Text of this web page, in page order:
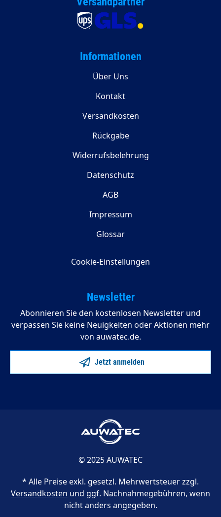
Informationen
Über Uns
Kontakt
Versandkosten
Rückgabe
Widerrufsbelehrung
Datenschutz
AGB
Impressum
Glossar
Cookie-Einstellungen
Newsletter
Abonnieren Sie den kostenlosen Newsletter und
verpassen Sie keine Neuigkeiten oder Aktionen mehr
von auwatec.de.
Jetzt anmelden
© 2025 AUWATEC
* Alle Preise exkl. gesetzl. Mehrwertsteuer zzgl.
Versandkosten und ggf. Nachnahmegebühren, wenn
nicht anders angegeben.